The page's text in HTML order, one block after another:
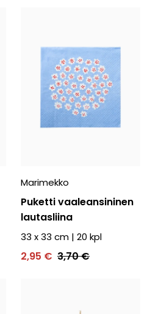
Marimekko
Puketti vaaleansininen
lautasliina
33 x 33 cm | 20 kpl
2,95 € 3,70 €